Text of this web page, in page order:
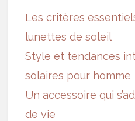
Les critères
lunettes de soleil
Style et tendances
solaires pour homme
Un accessoire qui
de vie